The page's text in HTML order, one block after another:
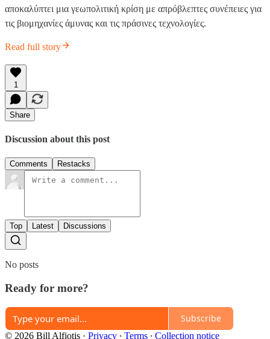
αποκαλύπτει μια γεωπολιτική κρίση με απρόβλεπτες συνέπειες για
τις βιομηχανίες άμυνας και τις πράσινες τεχνολογίες.
Read full story
1
Share
Discussion about this post
Comments Restacks
Top Latest Discussions
No posts
Ready for more?
Subscribe
© 2026 Bill Alfiotis · Privacy ∙ Terms ∙ Collection notice